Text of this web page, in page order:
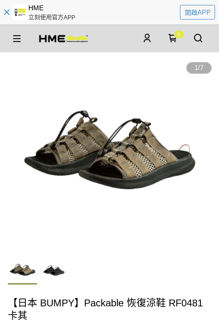
HME
立刻使用官方APP
開啟APP
0
1/7
【日本 BUMPY】Packable 恢復涼鞋 RF0481
卡其